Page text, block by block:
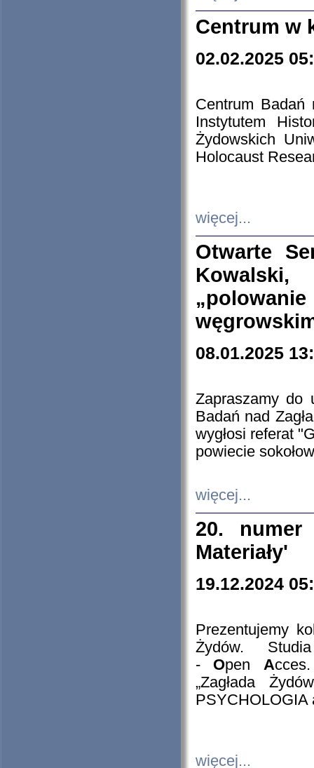
Centrum w
02.02.2025
Centrum Badań
Instytutem
Żydowskich
Holocaust
więcej...
Otwarte
08.01.2025
Zapraszamy do
Badań nad
wygłosi referat
powiecie
więcej...
20. numer
Materiały'
19.12.2024
Prezentujemy
Żydów.
- Open A
„Zagłada
PSYCHOLOGIA
więcej...